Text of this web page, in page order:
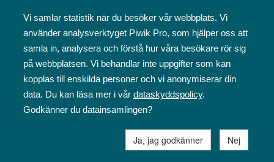
Svenska folkskolans vänner rf
Annegatan 12
00120 Helsingfors
09 6844 570
sfv@sfv.fi
Vi samlar statistik när du besöker vår webbplats. Vi
använder analysverktyget Piwik Pro, som hjälper oss att
samla in, analysera och förstå hur våra besökare rör sig
på webbplatsen. Vi behandlar inte uppgifter som kan
kopplas till enskilda personer och vi anonymiserar din
data. Du kan läsa mer i vår dataskyddspolicy.
Godkänner du datainsamlingen?
Ja, jag godkänner Nej